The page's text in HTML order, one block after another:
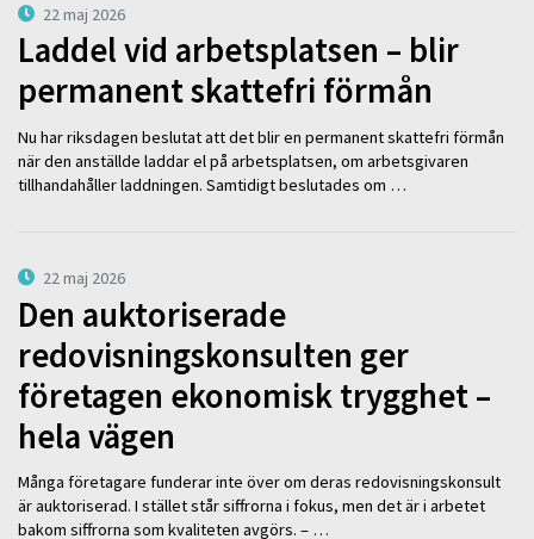
22 maj 2026
Laddel vid arbetsplatsen – blir
permanent skattefri förmån
Nu har riksdagen beslutat att det blir en permanent skattefri förmån
när den anställde laddar el på arbetsplatsen, om arbetsgivaren
tillhandahåller laddningen. Samtidigt beslutades om …
22 maj 2026
Den auktoriserade
redovisningskonsulten ger
företagen ekonomisk trygghet –
hela vägen
Många företagare funderar inte över om deras redovisningskonsult
är auktoriserad. I stället står siffrorna i fokus, men det är i arbetet
bakom siffrorna som kvaliteten avgörs. – …